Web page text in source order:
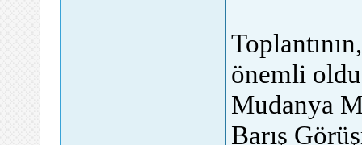
önemli
Mudanya
Barış